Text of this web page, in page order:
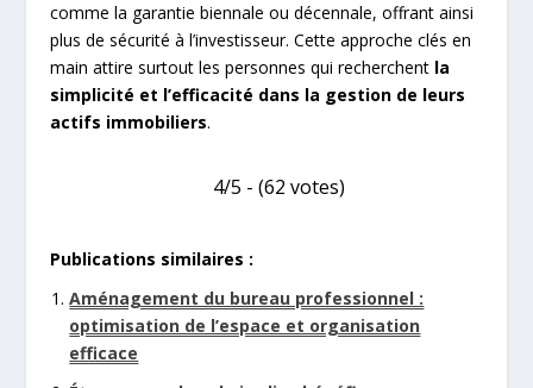
comme la garantie biennale ou décennale, offrant ainsi
plus de sécurité à l’investisseur. Cette approche clés en
main attire surtout les personnes qui recherchent la
simplicité et l’efficacité dans la gestion de leurs
actifs immobiliers.
4/5 - (62 votes)
Publications similaires :
Aménagement du bureau professionnel :
optimisation de l’espace et organisation
efficace